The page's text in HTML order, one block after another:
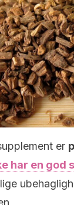
er
har en god